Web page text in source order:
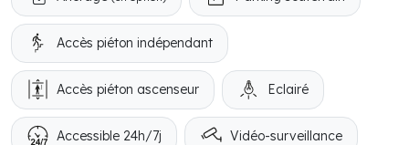
Accès piéton indépendant
Accès piéton ascenseur Eclairé
Accessible 24h/7j Vidéo-surveillance